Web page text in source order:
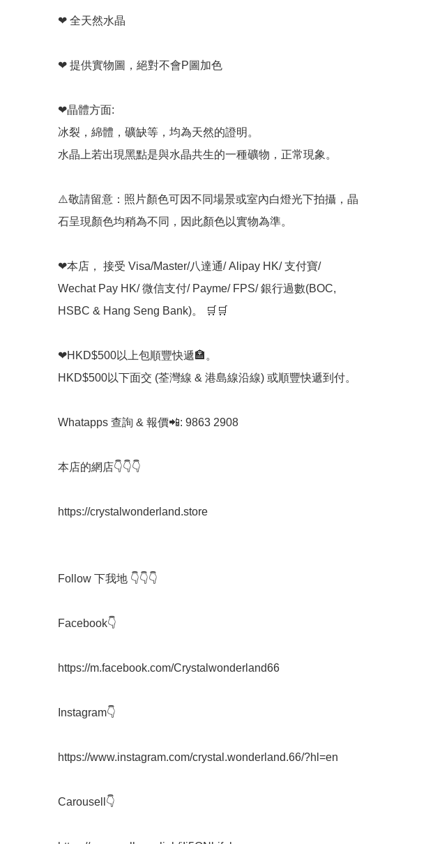
❤ 全天然水晶
❤ 提供實物圖，絕對不會P圖加色
❤晶體方面:
冰裂，綿體，礦缺等，均為天然的證明。
水晶上若出現黑點是與水晶共生的一種礦物，正常現象。
⚠️敬請留意：照片顏色可因不同場景或室內白燈光下拍攝，晶
石呈現顏色均稍為不同，因此顏色以實物為準。
❤本店， 接受 Visa/Master/八達通/ Alipay HK/ 支付寶/
Wechat Pay HK/ 微信支付/ Payme/ FPS/ 銀行過數(BOC,
HSBC & Hang Seng Bank)。 🛒🛒
❤HKD$500以上包順豐快遞🏣。
HKD$500以下面交 (荃灣線 & 港島線沿線) 或順豐快遞到付。
Whatapps 查詢 & 報價📲: 9863 2908
本店的網店👇👇👇
https://crystalwonderland.store
Follow 下我地 👇👇👇
Facebook👇
https://m.facebook.com/Crystalwonderland66
Instagram👇
https://www.instagram.com/crystal.wonderland.66/?hl=en
Carousell👇